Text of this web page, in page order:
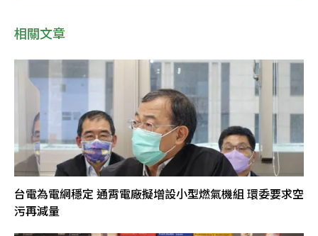
相關文章
台電為電網穩定 通霄電廠擬增設小型燃氣機組 環委要求空
污再減量